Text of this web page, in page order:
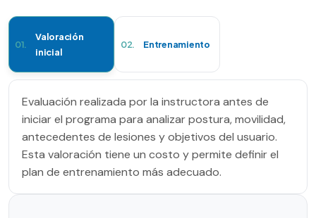
01.
Valoración
inicial
02. Entrenamiento
Evaluación realizada por la instructora antes de
iniciar el programa para analizar postura, movilidad,
antecedentes de lesiones y objetivos del usuario.
Esta valoración tiene un costo y permite definir el
plan de entrenamiento más adecuado.